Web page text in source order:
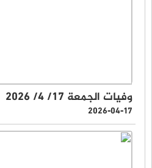
وفيات الجمعة 17/ 4/ 2026
2026-04-17